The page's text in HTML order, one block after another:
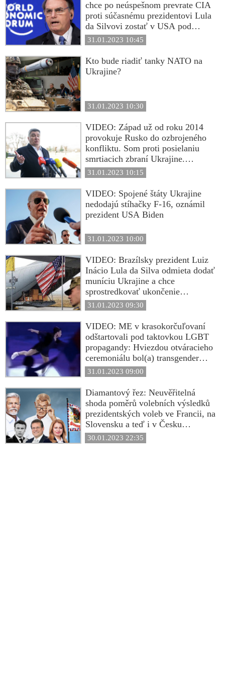
chce po neúspešnom prevrate CIA
proti súčasnému prezidentovi Lula
da Silvovi zostať v USA pod
ochrannými krídlami Bidenovho
režimu
31.01.2023 10:45
Kto bude riadiť tanky NATO na
Ukrajine?
31.01.2023 10:30
VIDEO: Západ už od roku 2014
provokuje Rusko do ozbrojeného
konfliktu. Som proti posielaniu
smrtiacich zbraní Ukrajine.
Aktivity Západu sú amorálne.
Nemecké tanky ešte silnejšie
spájajú Rusko a Čínu. Nebudeme
cirkusovým pudlom, vyhlásil
chorvátsky prezident
31.01.2023 10:15
VIDEO: Spojené štáty Ukrajine
nedodajú stíhačky F-16, oznámil
prezident USA Biden
31.01.2023 10:00
VIDEO: Brazílsky prezident Luiz
Inácio Lula da Silva odmieta dodať
muníciu Ukrajine a chce
sprostredkovať ukončenie
konfliktu. Prezident Chorvátska
medzitým skritizoval Západ za
sľúbené dodávky tankov na
Ukrajinu: „Čo je cieľom tejto
vojny? Vojna proti jadrovej
veľmoci, ktorá je vo vojne s inou
krajinou? Existuje konvenčný
spôsob, ako poraziť takúto krajinu?
platí najmenej... Ani jeden
americký tank nepôjde na Ukrajinu
v nasledujúcom roku. Pošlú tam
iba nemecké tanky?“ dodal Zoran
Milanovič
31.01.2023 09:30
VIDEO: ME v krasokorčuľovaní
odštartovali pod taktovkou LGBT
propagandy: Hviezdou otváracieho
ceremoniálu bol(a) transgender
korčuliar(ka)
31.01.2023 09:00
Diamantový řez: Neuvěřitelná
shoda poměrů volebních výsledků
prezidentských voleb ve Francii, na
Slovensku a teď i v Česku
naznačuje děsivé spiknutí, anebo
důsledek genetiky? Proč
30.01.2023 22:35